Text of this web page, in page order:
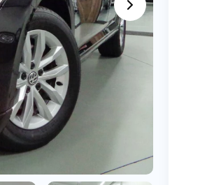
BMW
(2000+ auto's)
Jouw aanvraag
Vragen over jouw aanvraag
Leasevormen
Vragen over leasevormen